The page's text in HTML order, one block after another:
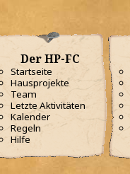
Der HP-FC
Startseite
Hausprojekte
Team
Letzte Aktivitäten
Kalender
Regeln
Hilfe